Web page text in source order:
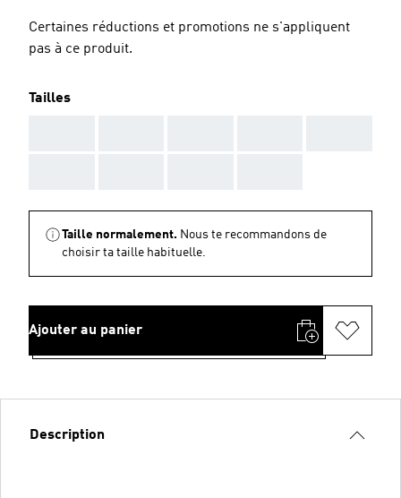
Certaines réductions et promotions ne s'appliquent
pas à ce produit.
Tailles
Taille normalement. Nous te recommandons de
choisir ta taille habituelle.
Ajouter au panier
Description